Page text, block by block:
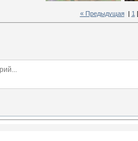
« Предыдущая| 1 [